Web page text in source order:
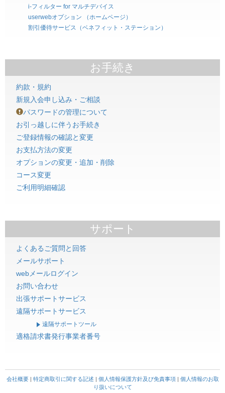
i-フィルター for マルチデバイス
userwebオプション （ホームページ）
割引優待サービス（ベネフィット・ステーション）
お手続き
約款・規約
新規入会申し込み・ご相談
パスワードの管理について
お引っ越しに伴うお手続き
ご登録情報の確認と変更
お支払方法の変更
オプションの変更・追加・削除
コース変更
ご利用明細確認
サポート
よくあるご質問と回答
メールサポート
webメールログイン
お問い合わせ
出張サポートサービス
遠隔サポートサービス
遠隔サポートツール
適格請求書発行事業者番号
会社概要| 特定商取引に関する記述 | 個人情報保護方針及び免責事項| 個人情報のお取
り扱いについて